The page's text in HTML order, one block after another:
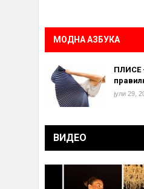
МОДНА АЗБУКА
ПЛИСЕ
јули 29,
ВИДЕО